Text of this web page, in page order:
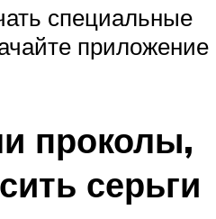
специальные
приложение
проколы,
серьги